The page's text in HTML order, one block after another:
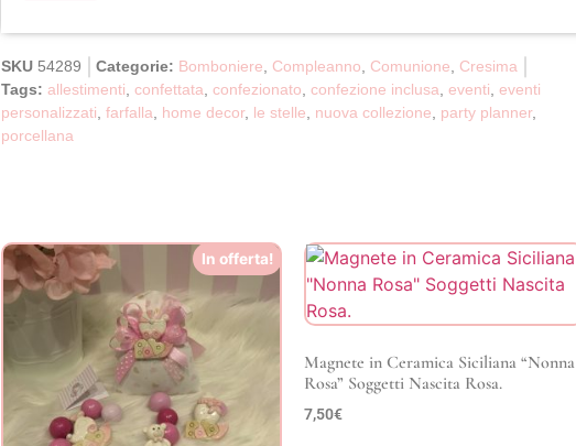
SKU 54289 Categorie: Bomboniere, Compleanno, Comunione, Cresima
Tags: allestimenti, confettata, confezionato, confezione inclusa, eventi, eventi
personalizzati, farfalla, home decor, le stelle, nuova collezione, party planner,
porcellana
In offerta!
Magnete in Ceramica Siciliana “Nonna
Rosa” Soggetti Nascita Rosa.
7,50€